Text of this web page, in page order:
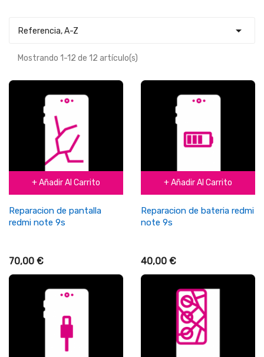
Referencia, A-Z 
Mostrando 1-12 de 12 artículo(s)
+ Añadir Al Carrito
Reparacion de pantalla
redmi note 9s
70,00 €
+ Añadir Al Carrito
Reparacion de bateria redmi
note 9s
40,00 €